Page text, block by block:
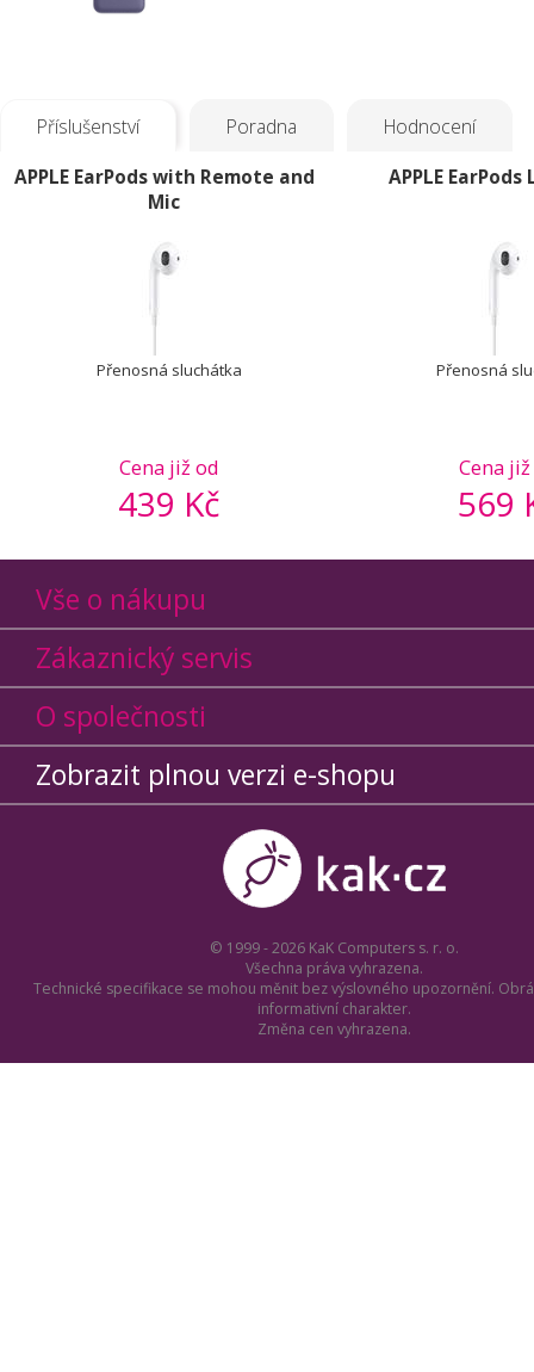
Příslušenství Poradna Hodnocení
APPLE EarPods with Remote and
Mic
Cena již od
439 Kč
Přenosná sluchátka
APPLE
Cena
569
Přenosná
Vše o nákupu
Zákaznický servis
O společnosti
Zobrazit plnou verzi e-shopu
© 1999 - 2026 KaK Computers s. r. o.
Všechna práva vyhrazena.
Technické specifikace se mohou měnit bez výslovného upozornění.
informativní charakter.
Změna cen vyhrazena.